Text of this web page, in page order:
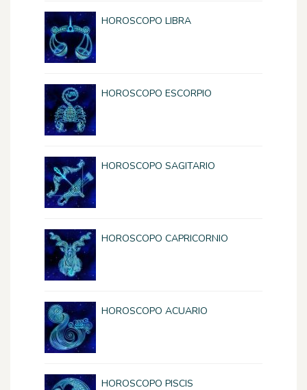
HOROSCOPO LIBRA
HOROSCOPO ESCORPIO
HOROSCOPO SAGITARIO
HOROSCOPO CAPRICORNIO
HOROSCOPO ACUARIO
HOROSCOPO PISCIS